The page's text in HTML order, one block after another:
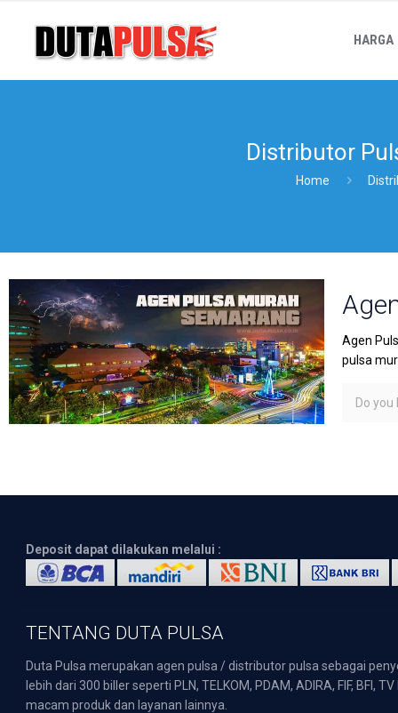
HARGA
Distributor
Home
Agen
pulsa
Do you
Deposit dapat dilakukan melalui :
TENTANG DUTA PULSA
Duta Pulsa merupakan agen pulsa / distributor pulsa sebagai
lebih dari 300 biller seperti PLN, TELKOM, PDAM, ADIRA, FIF,
macam produk dan layanan lainnya.